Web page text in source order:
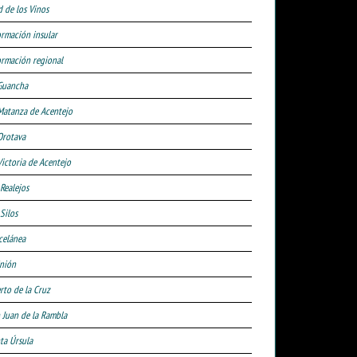
de los Vinos
insular
regional
de Acentejo
de Acentejo
de la Cruz
Juan de la Rambla
Úrsula